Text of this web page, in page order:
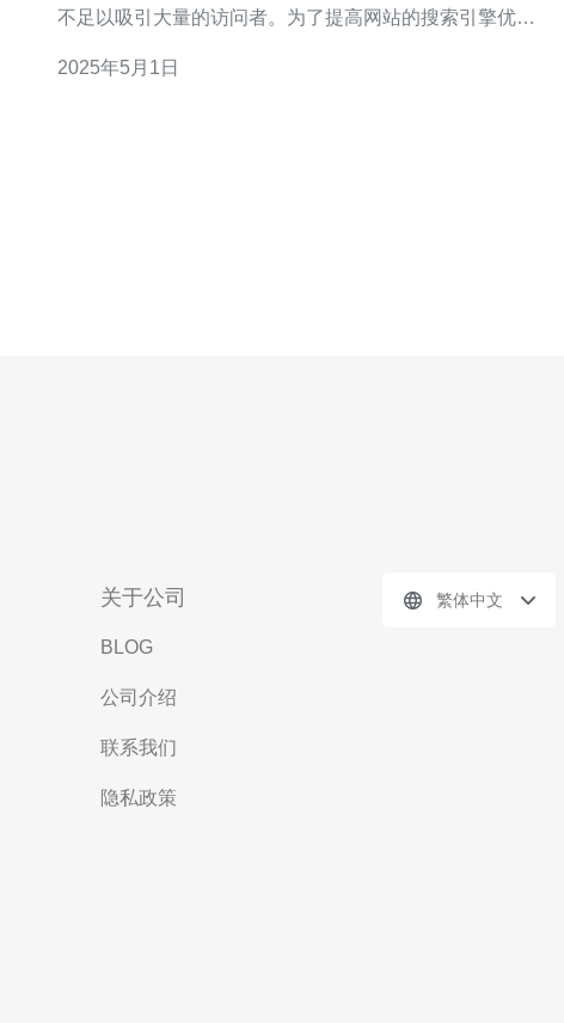
不足以吸引大量的访问者。为了提高网站的搜索引擎优化
器。 香港站群独立服务器是指一个独立的服务器，用于托
2025年5月1日
关于公司
BLOG
公司介绍
联系我们
隐私政策
繁体中文